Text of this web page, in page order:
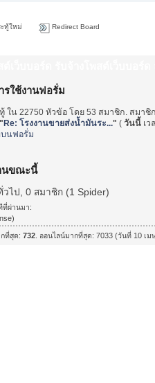
ทู้ใหม่ Redirect Board
รใช้งานฟอรั่ม
ใน 22750 หัวข้อ โดย 53 สมาชิก. สมา
"Re: โรงงานขายส่งน้ำมันระ..." (วันนี้ เว
นฟอรั่ม
นขณะนี้
ไป, 0 สมาชิก (1 Spider)
ที่ผ่านมา:
กที่สุด:732 . ออนไลน์มากที่สุด: 7033 (วันที่ 10 เ